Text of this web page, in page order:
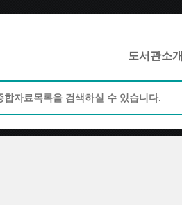
도서관소개